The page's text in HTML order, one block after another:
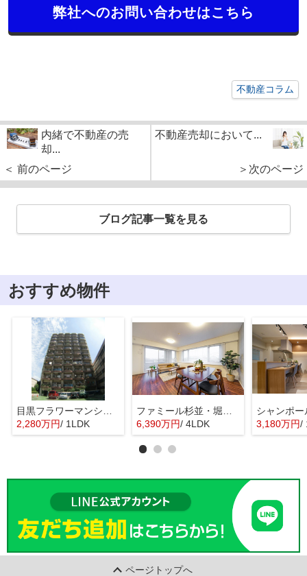
弊社へのお問い合わせはこちら
不動産コラム
内緒で不動産の売
却...
＜ 前のページ
不動産売却において...
＞次のページ
ブログ記事一覧を見る
おすすめ物件
2,280万円/ 1LDK
6,390万円/ 4LDK 3,180万円/
ページトップへ